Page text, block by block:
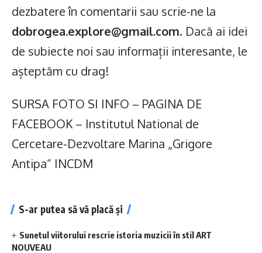
dezbatere în comentarii sau scrie-ne la
dobrogea.explore@gmail.com. Dacă ai idei
de subiecte noi sau informații interesante, le
așteptăm cu drag!
SURSA FOTO SI INFO – PAGINA DE
FACEBOOK – Institutul National de
Cercetare-Dezvoltare Marina „Grigore
Antipa” INCDM
S-ar putea să vă placă și
Sunetul viitorului rescrie istoria muzicii în stil ART
NOUVEAU